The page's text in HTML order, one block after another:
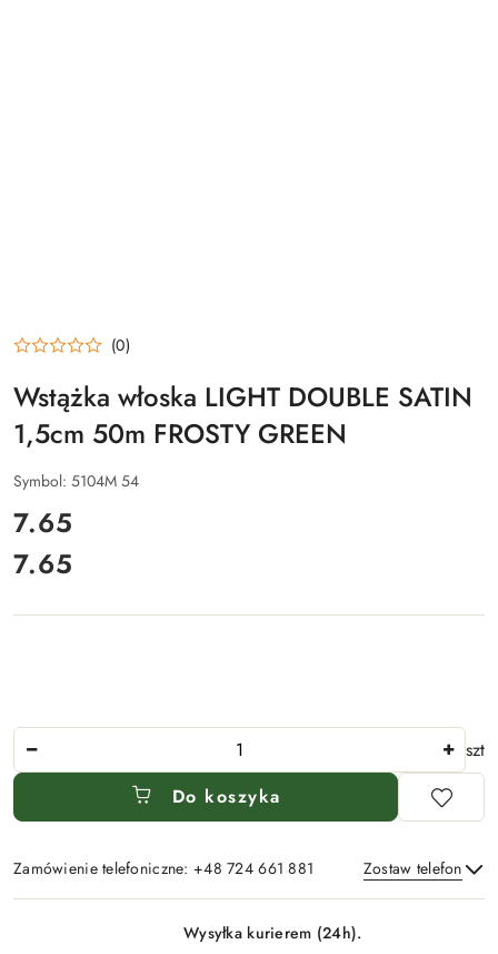
(0)
Wstążka włoska LIGHT DOUBLE SATIN
1,5cm 50m FROSTY GREEN
Symbol: 5104M 54
cena:
7.65
Cena:
7.65
szt
Do koszyka
Zamówienie telefoniczne: +48 724 661 881 Zostaw telefon
Wysyłka kurierem (24h).